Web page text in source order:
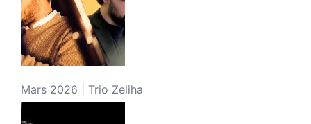
Mars 2026 | Trio Zeliha